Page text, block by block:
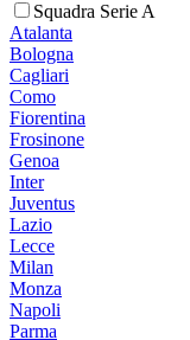
Squadra Serie A
Atalanta
Bologna
Cagliari
Como
Fiorentina
Frosinone
Genoa
Inter
Juventus
Lazio
Lecce
Milan
Monza
Napoli
Parma